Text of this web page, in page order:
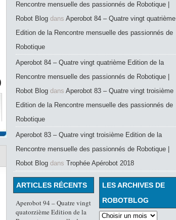
Rencontre mensuelle des passionnés de Robotique |
Robot Blog dans Aperobot 84 – Quatre vingt quatrième
Edition de la Rencontre mensuelle des passionnés de
Robotique
Aperobot 84 – Quatre vingt quatrième Edition de la
Rencontre mensuelle des passionnés de Robotique |
Robot Blog dans Aperobot 83 – Quatre vingt troisième
Edition de la Rencontre mensuelle des passionnés de
Robotique
Aperobot 83 – Quatre vingt troisième Edition de la
Rencontre mensuelle des passionnés de Robotique |
Robot Blog dans Trophée Apérobot 2018
LES ARCHIVES DE
ROBOTBLOG
ARTICLES RÉCENTS
Aperobot 94 – Quatre vingt
quatorzième Edition de la